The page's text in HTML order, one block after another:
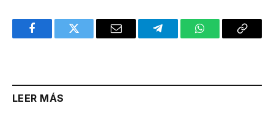
FacebookTwitter Email TelegramWhatsAppCopy
LEER MÁS